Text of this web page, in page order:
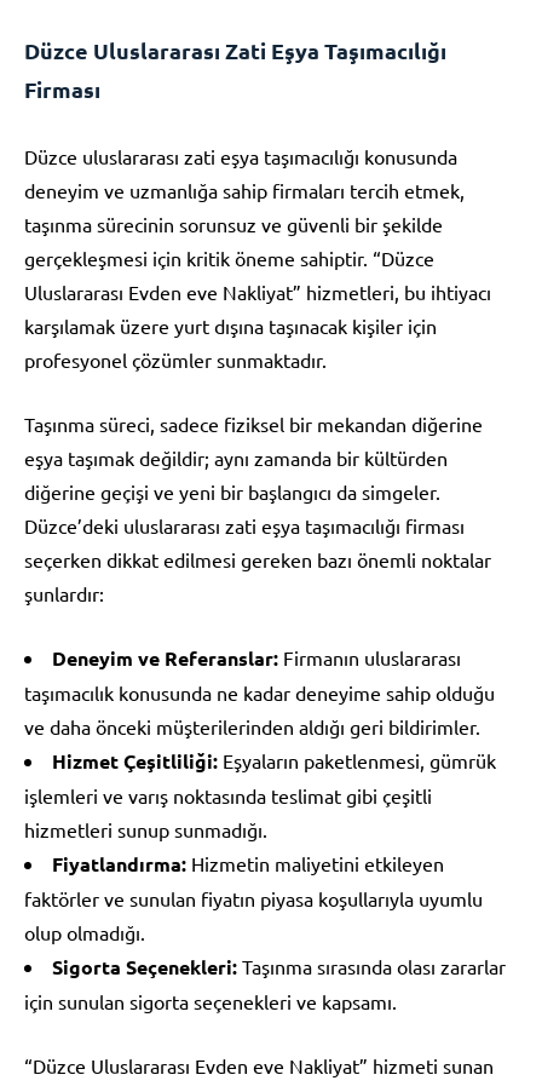
Düzce Uluslararası Zati Eşya Taşımacılığı
Firması
Düzce uluslararası zati eşya taşımacılığı konusunda
deneyim ve uzmanlığa sahip firmaları tercih etmek,
taşınma sürecinin sorunsuz ve güvenli bir şekilde
gerçekleşmesi için kritik öneme sahiptir. “Düzce
Uluslararası Evden eve Nakliyat” hizmetleri, bu ihtiyacı
karşılamak üzere yurt dışına taşınacak kişiler için
profesyonel çözümler sunmaktadır.
Taşınma süreci, sadece fiziksel bir mekandan diğerine
eşya taşımak değildir; aynı zamanda bir kültürden
diğerine geçişi ve yeni bir başlangıcı da simgeler.
Düzce’deki uluslararası zati eşya taşımacılığı firması
seçerken dikkat edilmesi gereken bazı önemli noktalar
şunlardır:
Deneyim ve Referanslar: Firmanın uluslararası
taşımacılık konusunda ne kadar deneyime sahip olduğu
ve daha önceki müşterilerinden aldığı geri bildirimler.
Hizmet Çeşitliliği: Eşyaların paketlenmesi, gümrük
işlemleri ve varış noktasında teslimat gibi çeşitli
hizmetleri sunup sunmadığı.
Fiyatlandırma: Hizmetin maliyetini etkileyen
faktörler ve sunulan fiyatın piyasa koşullarıyla uyumlu
olup olmadığı.
Sigorta Seçenekleri: Taşınma sırasında olası zararlar
için sunulan sigorta seçenekleri ve kapsamı.
“Düzce Uluslararası Evden eve Nakliyat” hizmeti sunan